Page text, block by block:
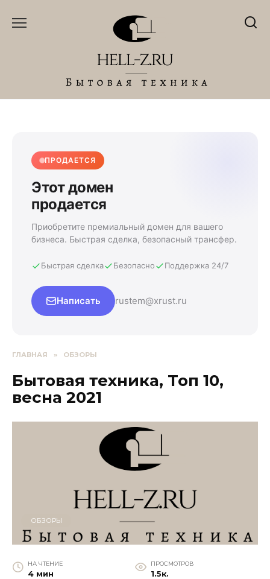
ПРОДАЕТСЯ
Этот домен
продается
Приобретите премиальный домен для вашего
бизнеса. Быстрая сделка, безопасный трансфер.
Быстрая сделка Безопасно Поддержка 24/7
Написать rustem@xrust.ru
ГЛАВНАЯ » ОБЗОРЫ
Бытовая техника, Топ 10,
весна 2021
ОБЗОРЫ
НА ЧТЕНИЕ
4 мин
ПРОСМОТРОВ
1.5к.